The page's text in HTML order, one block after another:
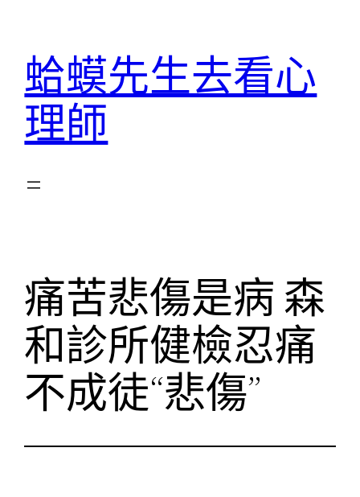
蛤蟆先生去看心
理師
痛苦悲傷是病 森
和診所健檢忍痛
不成徒“悲傷”